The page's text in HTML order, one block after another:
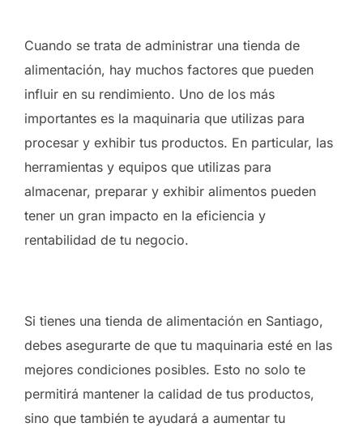
Cuando se trata de administrar una tienda de
alimentación, hay muchos factores que pueden
influir en su rendimiento. Uno de los más
importantes es la maquinaria que utilizas para
procesar y exhibir tus productos. En particular, las
herramientas y equipos que utilizas para
almacenar, preparar y exhibir alimentos pueden
tener un gran impacto en la eficiencia y
rentabilidad de tu negocio.
Si tienes una tienda de alimentación en Santiago,
debes asegurarte de que tu maquinaria esté en las
mejores condiciones posibles. Esto no solo te
permitirá mantener la calidad de tus productos,
sino que también te ayudará a aumentar tu